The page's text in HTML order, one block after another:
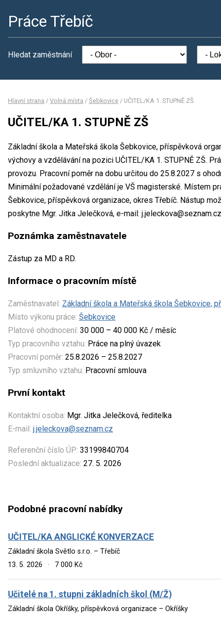
Práce Třebíč
Hledat zaměstnání
Hlavní strana / Volná místa / Šebkovice / UČITEL/KA 1. STUPNĚ ZŠ
UČITEL/KA 1. STUPNĚ ZŠ
Základní škola a Mateřská škola Šebkovice, příspěvková
výchovy a vzdělávání na pozici UČITEL/KA 1. STUPNĚ ZŠ.
provozu. Pracovní poměr na dobu určitou do 25.8.2027 s
Minimální požadované vzdělání je VŠ magisterské. Místem
Šebkovice, příspěvková organizace, okres Třebíč. Nástup
poskytne Mgr. Jitka Jelečková, e-mail:
Poznámka zaměstnavatele
Zástup za MD a RD.
Informace o pracovním místě
Zaměstnavatel: Základní škola a Mateřská škola Šebkovice,
Místo výkonu práce: Šebkovice
Platové ohodnocení: 30 000 – 40 000 Kč / měsíc
Typ pracovního vztahu: Práce na plný úvazek
Pracovní poměr: 25.8.2026 – 25.8.2027
Typ smluvního vztahu: Pracovní smlouva
První kontakt
Kontaktní osoba: Mgr. Jitka Jelečková, ředitelka
E-mail: j.jeleckova@seznam.cz
Referenční číslo ÚP: 33199840704
Poslední aktualizace: 27. 5. 2026
Podobné pracovní nabídky
UČITEL/KA ANGLICKÉ KONVERZACE
Základní škola Světlo s.r.o. – Třebíč
13. 5. 2026
· 7 000 Kč
Učitelé na 1. stupni základních škol (M/Ž)
Základní škola Okříšky, příspěvková organizace – Okříšky